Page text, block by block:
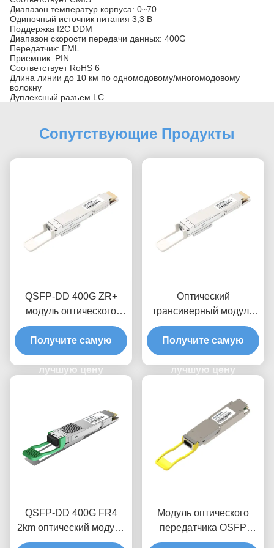
Диапазон температур корпуса: 0~70
Одиночный источник питания 3,3 В
Поддержка I2C DDM
Диапазон скорости передачи данных: 400G
Передатчик: EML
Приемник: PIN
Соответствует RoHS 6
Длина линии до 10 км по одномодовому/многомодовому
волокну
Дуплексный разъем LC
Сопутствующие Продукты
QSFP-DD 400G ZR+
модуль оптического
передатчика
Получите самую
лучшую цену
Оптический
трансиверный модуль
QSFP-DD 400G ZR+ Pro
Получите самую
лучшую цену
QSFP-DD 400G FR4
2km оптический модуль
приемопередатчика
Модуль оптического
передатчика OSFP
400G 1310nm DR4 500M